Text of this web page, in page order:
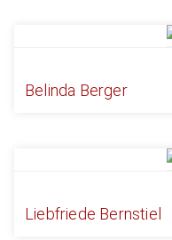
Belinda Berger
Liebfriede Bernstiel